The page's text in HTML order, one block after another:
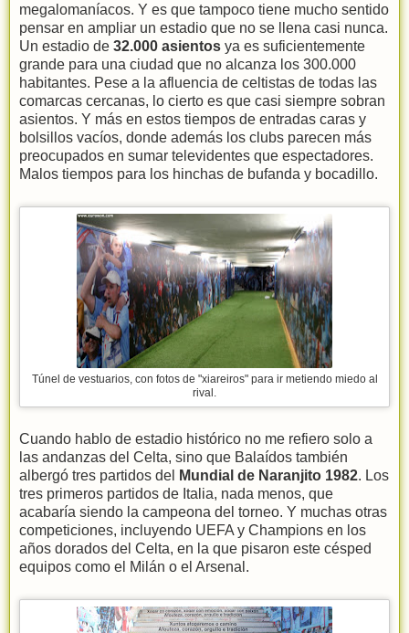
megalomaníacos. Y es que tampoco tiene mucho sentido
pensar en ampliar un estadio que no se llena casi nunca.
Un estadio de 32.000 asientos ya es suficientemente
grande para una ciudad que no alcanza los 300.000
habitantes. Pese a la afluencia de celtistas de todas las
comarcas cercanas, lo cierto es que casi siempre sobran
asientos. Y más en estos tiempos de entradas caras y
bolsillos vacíos, donde además los clubs parecen más
preocupados en sumar televidentes que espectadores.
Malos tiempos para los hinchas de bufanda y bocadillo.
Túnel de vestuarios, con fotos de "xiareiros" para ir metiendo miedo al
rival.
Cuando hablo de estadio histórico no me refiero solo a
las andanzas del Celta, sino que Balaídos también
albergó tres partidos del
Mundial de Naranjito 1982. Los
tres primeros partidos de Italia, nada menos, que
acabaría siendo la campeona del torneo. Y muchas otras
competiciones, incluyendo UEFA y Champions en los
años dorados del Celta, en la que pisaron este césped
equipos como el Milán o el Arsenal.